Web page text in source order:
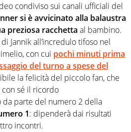
condiviso sui canali ufficiali del
si è avvicinato alla balaustra
preziosa racchetta al bambino.
Jannik all’incredulo tifoso nel
con cui pochi minuti prima
del turno a spese del
la felicità del piccolo fan, che
sé il ricordo
da parte del numero 2 della
1: dipenderà dai risultati
incontri.